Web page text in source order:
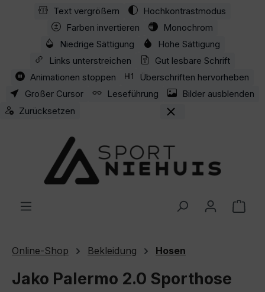
Zum Hauptinhalt springen
Text vergrößern
Hochkontrastmodus
Farben invertieren
Monochrom
Niedrige Sättigung
Hohe Sättigung
Links unterstreichen
Gut lesbare Schrift
Animationen stoppen
Überschriften hervorheben
Großer Cursor
Leseführung
Bilder ausblenden
Zurücksetzen
Online-Shop Bekleidung Hosen
Jako Palermo 2.0 Sporthose